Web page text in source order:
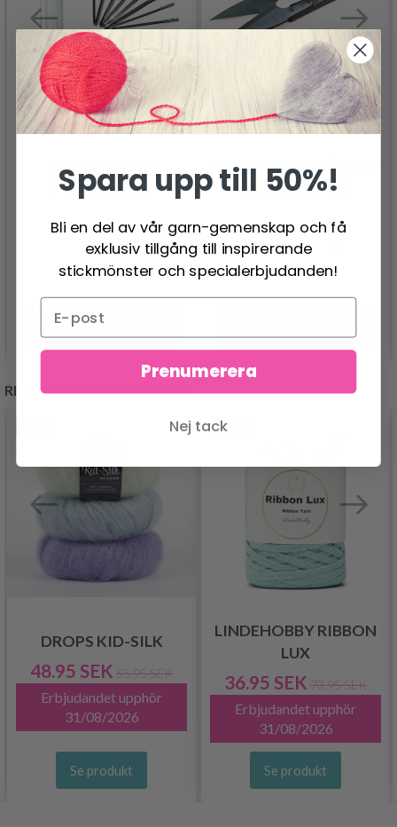
HOBBYARTS 9
STOPPNÅLAR
29.95 SEK
Lägg till varukorgen
HOBBYARTS TRÅDSAX
SVART 10,5 CM
19.95 SEK
REKOMMENDERAS FÖR DIG
DROPS KID-SILK
48.95 SEK 55.95 SEK
Erbjudandet upphör
31/08/2026
Se produkt
- 50%
LINDEHOBBY RIBBON
LUX
36.95 SEK 73.95 SEK
Erbjudandet upphör
31/08/2026
Se produkt
Spara upp till 50%!
Bli en del av vår garn-gemenskap och få
exklusiv tillgång till inspirerande
stickmönster och specialerbjudanden!
Prenumerera
Nej tack